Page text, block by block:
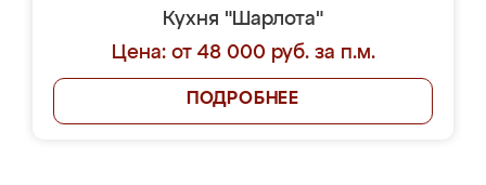
Кухня "Шарлота"
Цена: от 48 000 руб. за п.м.
ПОДРОБНЕЕ